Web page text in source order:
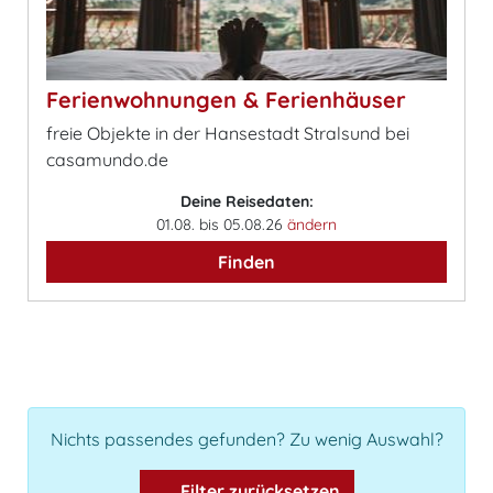
Ferienwohnungen & Ferienhäuser
freie Objekte in der Hansestadt Stralsund bei
casamundo.de
Deine Reisedaten:
01.08. bis 05.08.26 ändern
Finden
Nichts passendes gefunden? Zu wenig Auswahl?